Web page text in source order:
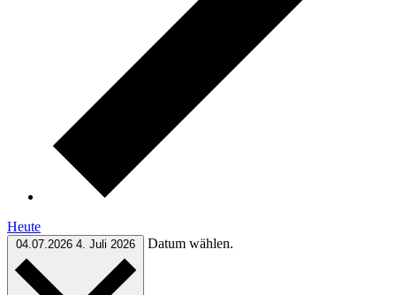
Heute
04.07.2026 4. Juli 2026 Datum wählen.